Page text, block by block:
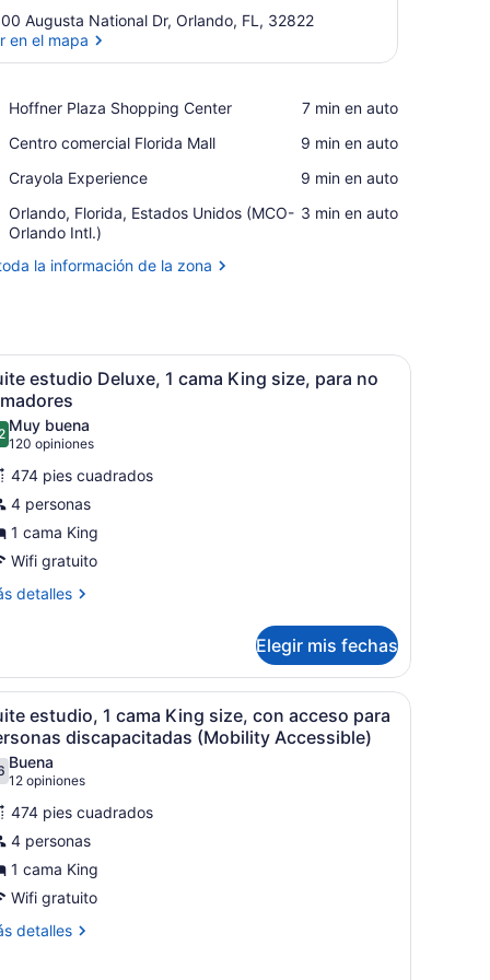
Augusta National Dr, Orlando, FL, 32822
en el mapa
Hoffner Plaza Shopping Center
Place,
Plaza
Center
‪7 min en auto‬
Centro comercial Florida Mall
Place,
comercial
Mall
‪9 min en auto‬
Crayola Experience
Place,
Experience
‪9 min en auto‬
Orlando, Florida, Estados Unidos (MCO-
Orlando Intl.)
Airport,
Orlando,
Estados
‪3 min en auto‬
la información de la zona
grande, una mesita de noche, cortinas en una ventana y una
Una habitación de hotel moderna con
6
estudio Deluxe, 1 cama King size, para no
de 10
Muy buena
120 opiniones
(120
opiniones)
474 pies cuadrados
4 personas
1 cama King
Wifi gratuito
detalles
Elegir mis fechas
con teléfono y una lámpara de pared.
cama grande, una mesita de noche, un cajón, una lámpara de
Una habitación de hotel con una cama
9
estudio, 1 cama King size, con acceso para
discapacitadas (Mobility Accessible)
de 10
Buena
12 opiniones
(12
opiniones)
474 pies cuadrados
4 personas
1 cama King
Wifi gratuito
detalles